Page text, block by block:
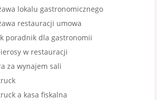
lokalu gastronomicznego
restauracji umowa
poradnik dla gastronomii
w restauracji
za wynajem sali
a kasa fiskalna